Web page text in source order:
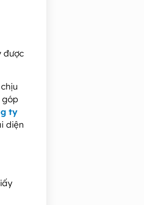
được
góp
ty
diện